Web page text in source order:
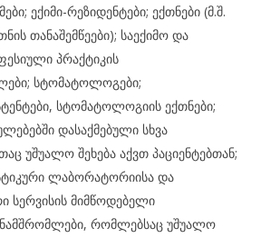
ექიმი-რეზიდენტები; ექთნები (მ.შ.
თანაშემწეები); საექიმო და
პრაქტიკის
სტომატოლოგები;
სტომატოლოგიის ექთნები;
დასაქმებული სხვა
უშუალო შეხება აქვთ პაციენტებთან;
ლაბორატორიისა და
სერვისის მიმწოდებელი
რომლებსაც უშუალო